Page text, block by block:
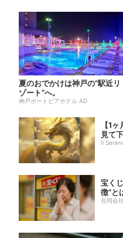
夏のおでかけは神戸の”駅近リ
ゾート”へ。
神戸ポートピアホテル AD
【1
見て
Il
宝く
徴”と
合同会